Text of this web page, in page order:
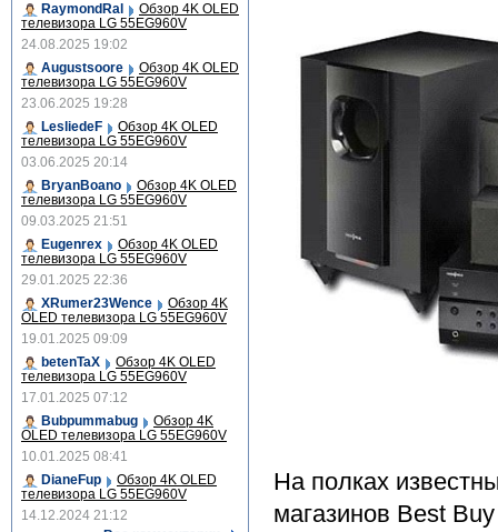
На полках
магазинов Best
RaymondRal
Обзор 4K OLED
телевизора LG 55EG960V
24.08.2025 19:02
Augustsoore
Обзор 4K OLED
телевизора LG 55EG960V
23.06.2025 19:28
LesliedeF
Обзор 4K OLED
телевизора LG 55EG960V
03.06.2025 20:14
BryanBoano
Обзор 4K OLED
телевизора LG 55EG960V
09.03.2025 21:51
Eugenrex
Обзор 4K OLED
телевизора LG 55EG960V
29.01.2025 22:36
XRumer23Wence
Обзор 4K
OLED телевизора LG 55EG960V
19.01.2025 09:09
betenTaX
Обзор 4K OLED
телевизора LG 55EG960V
17.01.2025 07:12
Bubpummabug
Обзор 4K
OLED телевизора LG 55EG960V
10.01.2025 08:41
DianeFup
Обзор 4K OLED
телевизора LG 55EG960V
14.12.2024 21:12